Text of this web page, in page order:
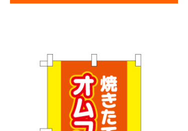
注目キーワード
韓国グルメ 駐車場
ご利用ガイド トップ
取り扱い商品一覧
初めての方へ
BEGINNER'S GUIDE